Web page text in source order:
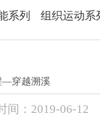
机构
构
式
-渝生泷
-张伟峰
-全鹏举
-李根
程
系列 组织运动系
—穿越溯溪
间： 2019-06-12